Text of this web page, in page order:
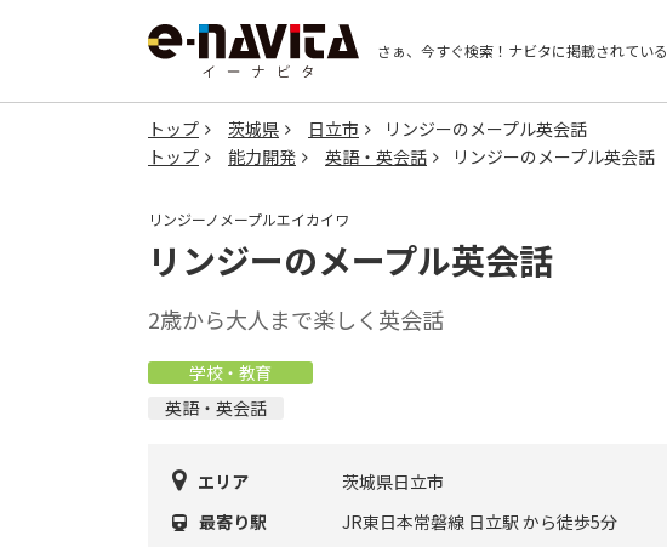
さぁ、今すぐ検索！ ナビタに掲載されている
トップ 茨城県 日立市
リンジーのメープル英会話
トップ
能力開発 英語・英会話 リンジーのメープル英会話
リンジーノメープルエイカイワ
リンジーのメープル英会話
2歳から大人まで楽しく英会話
学校・教育
英語・英会話
エリア
茨城県日立市
最寄り駅
JR東日本常磐線 日立駅 から徒歩5分